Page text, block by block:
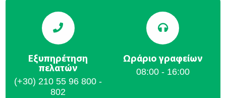
Εξυπηρέτηση
πελατών
(+30) 210 55 96 800 -
802
Ωράριο γραφείων
08:00 - 16:00